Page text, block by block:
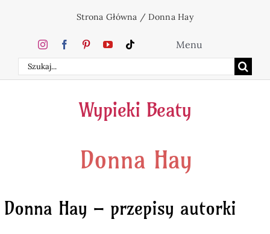
zawartości
Strona Główna /Donna Hay
Szukaj
Menu
Home
Ciasta
Desery
Wypieki Beaty
Donna Hay
Donna Hay – przepisy autorki